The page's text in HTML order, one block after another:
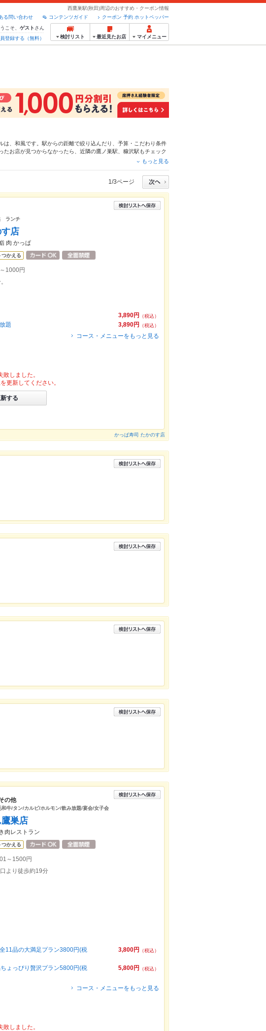
西鷹巣駅(秋田)周辺のおすすめ・クーポン情報
クーポン 予約 ホットペッパー
コンテンツガイド
る問い合わせ
こそ、 ゲスト さん
登録する（無料）
検討リスト 最近見たお店 マイメニュー
は、 和風です。駅からの距離で絞り込んだり、予算・こだわり条件
たお店が見つからなかったら、近隣の鷹ノ巣駅 糠沢駅 もチェック
や季節のおすすめ料理など、お店の最新
もっと見る
1/3ページ
ランチ
店
肉 かっぱ
つかえる
1000円
3,890円
（税込）
3,890円
（税込）
題
コース・メニューをもっと見る
しました。
更新してください。
する
かっぱ寿司 たかのす店
の他
牛/タン/カルビ/ホルモン/飲み放題/宴会/女子会
巣店
肉レストラン
つかえる
～1500円
より徒歩約19分
3,800円
（税込）
11品の大満足プラン3800円(税
5,800円
（税込）
ょっぴり贅沢プラン5800円(税
コース・メニューをもっと見る
しました。